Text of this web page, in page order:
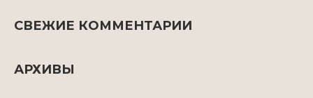
СВЕЖИЕ КОММЕНТАРИИ
АРХИВЫ